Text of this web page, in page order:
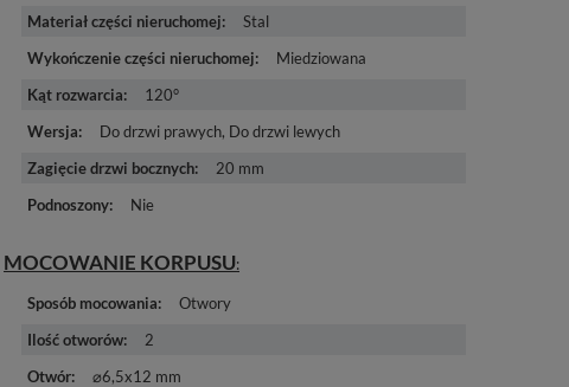
Materiał części nieruchomej
Stal
Wykończenie części nieruchomej
Miedziowana
Kąt rozwarcia
120°
Wersja
Do drzwi prawych Do drzwi lewych
Zagięcie drzwi bocznych
20 mm
Podnoszony
Nie
MOCOWANIE KORPUSU
Sposób mocowania
Otwory
Ilość otworów
2
Otwór
⌀6,5x12 mm